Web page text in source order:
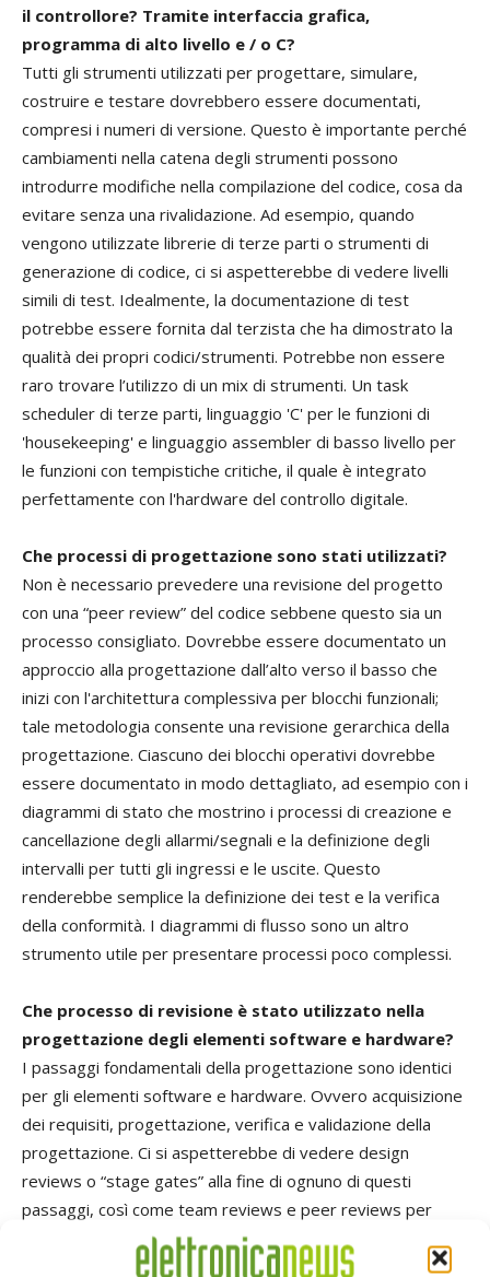
il controllore? Tramite interfaccia grafica,
programma di alto livello e / o C?
Tutti gli strumenti utilizzati per progettare, simulare,
costruire e testare dovrebbero essere documentati,
compresi i numeri di versione. Questo è importante perché
cambiamenti nella catena degli strumenti possono
introdurre modifiche nella compilazione del codice, cosa da
evitare senza una rivalidazione. Ad esempio, quando
vengono utilizzate librerie di terze parti o strumenti di
generazione di codice, ci si aspetterebbe di vedere livelli
simili di test. Idealmente, la documentazione di test
potrebbe essere fornita dal terzista che ha dimostrato la
qualità dei propri codici/strumenti. Potrebbe non essere
raro trovare l’utilizzo di un mix di strumenti. Un task
scheduler di terze parti, linguaggio 'C' per le funzioni di
'housekeeping' e linguaggio assembler di basso livello per
le funzioni con tempistiche critiche, il quale è integrato
perfettamente con l'hardware del controllo digitale.
Che processi di progettazione sono stati utilizzati?
Non è necessario prevedere una revisione del progetto
con una “peer review” del codice sebbene questo sia un
processo consigliato. Dovrebbe essere documentato un
approccio alla progettazione dall’alto verso il basso che
inizi con l'architettura complessiva per blocchi funzionali;
tale metodologia consente una revisione gerarchica della
progettazione. Ciascuno dei blocchi operativi dovrebbe
essere documentato in modo dettagliato, ad esempio con i
diagrammi di stato che mostrino i processi di creazione e
cancellazione degli allarmi/segnali e la definizione degli
intervalli per tutti gli ingressi e le uscite. Questo
renderebbe semplice la definizione dei test e la verifica
della conformità. I diagrammi di flusso sono un altro
strumento utile per presentare processi poco complessi.
Che processo di revisione è stato utilizzato nella
progettazione degli elementi software e hardware?
I passaggi fondamentali della progettazione sono identici
per gli elementi software e hardware. Ovvero acquisizione
dei requisiti, progettazione, verifica e validazione della
progettazione. Ci si aspetterebbe di vedere design
reviews o “stage gates” alla fine di ognuno di questi
passaggi, così come team reviews e peer reviews per
entrambi gli elementi della progettazione.